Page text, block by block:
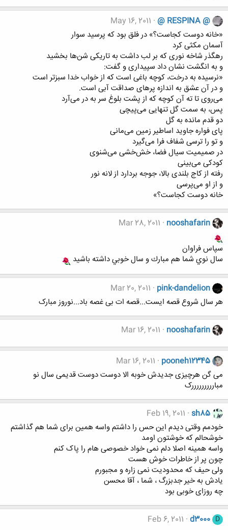
@ RESPINA @
May 16, 2011
«خانه دوست کجاست؟» در فلق بود که پرسید سوار
آسمان مکثی کرد
رهگذر شاخه نوری که بر لب داشت به تاریکی شن‌ها بخشید
و به انگشت نشان داد سپیداری و گفت:
«نرسیده به درخت، کوچه باغی است که از خواب خدا سبزتر است
و در آن عشق به اندازه پرهای صداقت آبی است.
می‌روی تا ته آن کوچه که از پشت بلوغ سر به در می‌آرد
پس، به سمت گل تنهایی می‌پیچی
دو قدم مانده به گل
پای فواره جاوید اساطیر زمین می‌مانی
و تو را ترسی شفاف فرا می‌گیرد
در صمیمیت سیال فضا، خش‌خشی می‌شنوی
کودکی می‌بینی
رفته از کاج بلندی بالا، جوجه بردارد از لانه نور
و از او می‌پرسی
خانه دوست کجاست؟»
nooshafarin
Mar 28, 2011
سپاس فراوان
سال نوي شما هم مبارك و سال خوبي داشته باشيد
pink-dandelion
Mar 20, 2011
هر سال شروع قصه ایست...قصه ات بی غصه باد...نوروز مبارک
nooshafarin
Mar 16, 2011
pooneh12345
Mar 16, 2011
می گن هرچیزی جدیدش خوبه الا دوست دوست قدیمی سال نو
مبارررررررررک
sh85
Feb 19, 2011
خودمم وقتی دیدم این حس را داشتم واسه همین برای شما هم گذاشتم
خوشحالم که خوشتون اومد
واسه همینه اصلا دلم نمی خواد خصوصی هام را پاک کنم
چون پر از خاطرات خوش هست
ولی حیف که محدودیت نمی زاره و مجبورم
یادش به خیر جدبزرگ ، شما ، آقا محسن
چه روزای خوبی بود
D
d3000
Feb 6, 2011